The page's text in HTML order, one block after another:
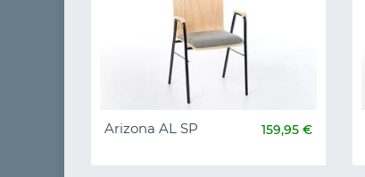
Arizona AL SP 159,95 €